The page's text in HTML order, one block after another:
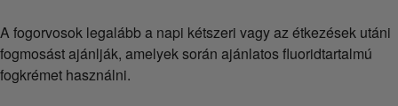
A fogorvosok legalább a napi kétszeri vagy az étkezések utáni
fogmosást ajánlják, amelyek során ajánlatos fluoridtartalmú
fogkrémet használni.